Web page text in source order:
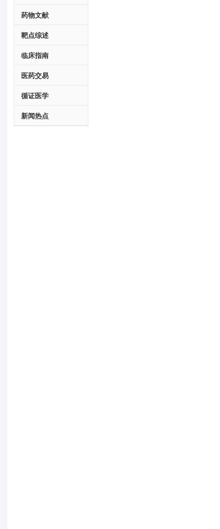
药物文献
靶点综述
临床指南
医药交易
循证医学
新闻热点